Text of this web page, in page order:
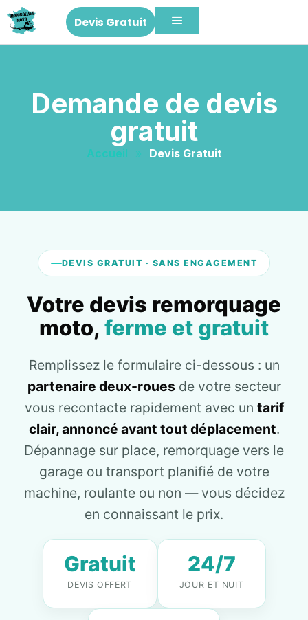
Devis Gratuit
Demande de devis
gratuit
Accueil » Devis Gratuit
DEVIS GRATUIT · SANS ENGAGEMENT
Votre devis remorquage
moto, ferme et gratuit
Remplissez le formulaire ci-dessous : un
partenaire deux-rouesde votre secteur
vous recontacte rapidement avec un tarif
clair, annoncé avant tout déplacement.
Dépannage sur place, remorquage vers le
garage ou transport planifié de votre
machine, roulante ou non — vous décidez
en connaissant le prix.
Gratuit
DEVIS OFFERT
24/7
JOUR ET NUIT